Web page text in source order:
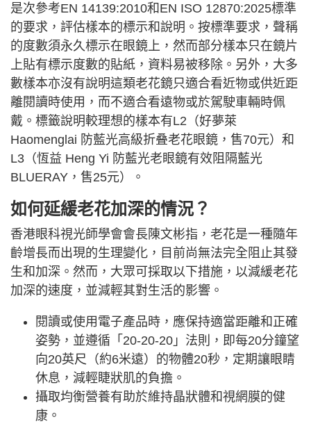
是次參考EN 14139:2010和EN ISO 12870:2025標準
的要求，評估樣本的標示和說明。按標準要求，聲稱
的度數須永久標示在眼鏡上，然而部分樣本只在鏡片
上貼有標示度數的貼紙，資料易被移除。另外，大多
數樣本亦沒有說明這類老花鏡只適合看近物或供近距
離閱讀時使用，而不適合看遠物或於駕駛車輛時佩
戴。標籤說明較理想的樣本有L2（好夢萊
Haomenglai 防藍光高級折叠老花眼鏡，售70元）和
L3（恆益 Heng Yi 防藍光老眼鏡有效阻隔藍光
BLUERAY，售25元）。
如何延緩老花加深的情況？
香港眼科視光師學會會長陳文彬指，老花是一種隨年
齡增長而出現的生理變化，目前尚無法完全阻止其發
生和加深。然而，大眾可採取以下措施，以減緩老花
加深的速度，並減輕其對生活的影響。
閱讀或使用電子產品時，應保持適當距離和正確
姿勢，並遵循「20-20-20」法則，即每20分鐘望
向20英尺（約6米遠）的物體20秒，定期讓眼睛
休息，減輕睫狀肌的負擔。
攝取均衡營養有助於維持晶狀體和視網膜的健
康。